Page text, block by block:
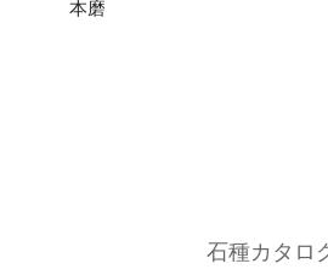
本磨
石種カタロ